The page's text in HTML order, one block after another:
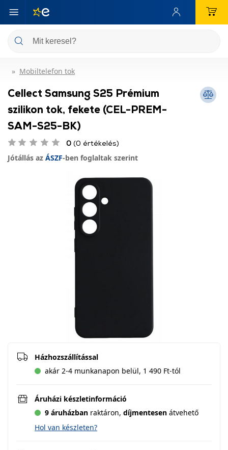
Mobiltelefon tok
Cellect Samsung S25 Prémium
szilikon tok, fekete (CEL-PREM-
SAM-S25-BK)
0 (0 értékelés)
Jótállás az ÁSZF-ben foglaltak szerint
Házhozszállítással
akár 2-4 munkanapon belül, 1 490 Ft-tól
Áruházi készletinformáció
9 áruházban raktáron, díjmentesen átvehető
Hol van készleten?